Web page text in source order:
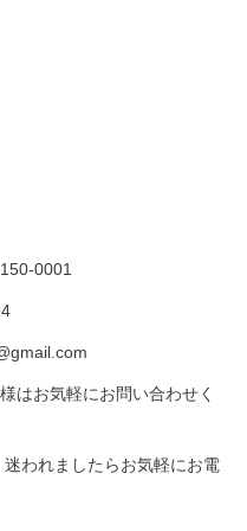
0001
はお気軽にお問い合わせく
われましたらお気軽にお電